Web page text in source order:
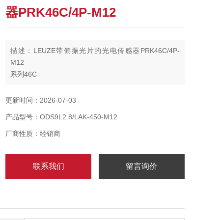
器PRK46C/4P-M12
描述：LEUZE带偏振光片的光电传感器PRK46C/4P-
M12
系列46C
检测距离0.1 ... 24 m, 带反射器 TK(S) 100x100
更新时间：2026-07-03
产品型号：ODS9L2.8/LAK-450-M12
厂商性质：经销商
联系我们 留言询价